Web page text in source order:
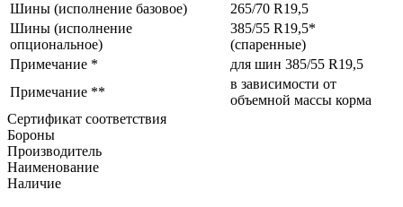
Шины (исполнение базовое)
265/70 R19,5
Шины (исполнение
опциональное)
385/55 R19,5*
(спаренные)
Примечание *
для шин 385/55 R19,5
Примечание **
в зависимости от
объемной массы корма
Сертификат соответствия
Бороны
Производитель
Наименование
Наличие